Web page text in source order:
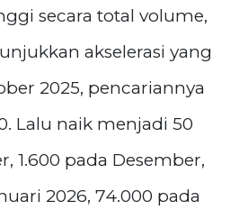
secara total volume,
akselerasi yang
2025, pencariannya
Lalu naik menjadi 50
1.600 pada Desember,
2026, 74.000 pada